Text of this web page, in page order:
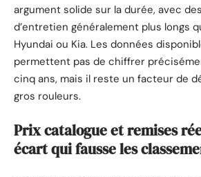
argument solide sur la durée, avec
d’entretien généralement plus longs
Hyundai ou Kia. Les données
permettent pas de chiffrer
cinq ans, mais il reste un facteur de
gros rouleurs.
Prix catalogue et remises
écart qui fausse les